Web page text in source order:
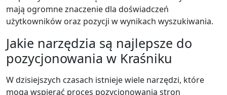
mają ogromne znaczenie dla doświadczeń
użytkowników oraz pozycji w wynikach wyszukiwania.
Jakie narzędzia są najlepsze do
pozycjonowania w Kraśniku
W dzisiejszych czasach istnieje wiele narzędzi, które
mogą wspierać proces pozycjonowania stron